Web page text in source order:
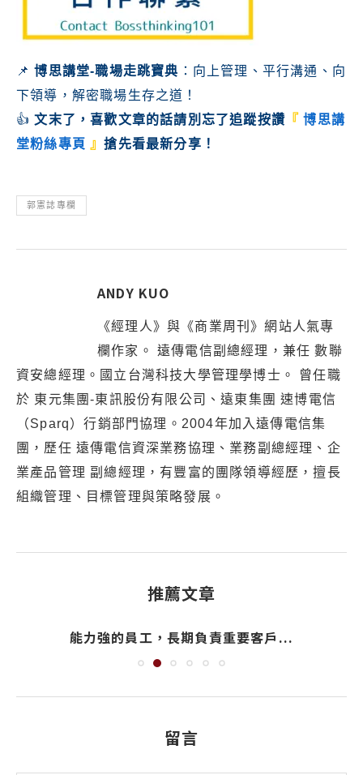
📌博思講堂-職場走跳寶典 ：向上管理、平行溝通、向
下領導，解密職場生存之道！
👍文末了，喜歡文章的話請別忘了追蹤按讚 『 博思講
堂粉絲專頁 』搶先看最新分享！
郭憲誌專欄
ANDY KUO
《經理人》與《商業周刊》網站人氣專
欄作家。 遠傳電信副總經理，兼任 數聯
資安總經理。國立台灣科技大學管理學博士。 曾任職
於 東元集團-東訊股份有限公司、遠東集團 速博電信
（Sparq）行銷部門協理。2004年加入遠傳電信集
團，歷任 遠傳電信資深業務協理、業務副總經理、企
業產品管理 副總經理，有豐富的團隊領導經歷，擅長
組織管理、目標管理與策略發展。
推薦文章
能力強的員工，長期負責重要客戶...
留言